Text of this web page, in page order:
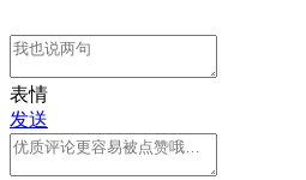
表情
发送